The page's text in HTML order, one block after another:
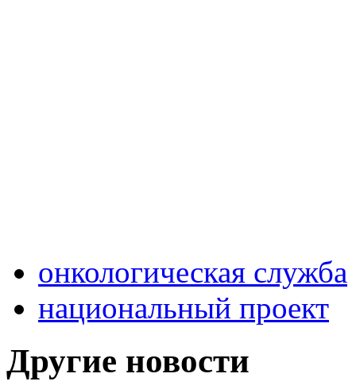
онкологическая служба
национальный проект
Другие новости